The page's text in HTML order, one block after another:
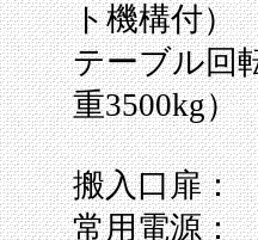
ト機構付）
テーブル回
重3500kg）
搬入口扉：
常用電源：